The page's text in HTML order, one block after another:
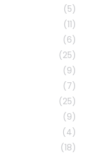
(5)
(11)
(6)
(25)
(9)
(7)
(25)
(9)
(4)
(18)